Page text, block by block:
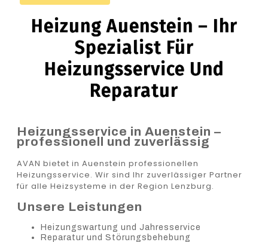
Heizung Auenstein – Ihr
Spezialist Für
Heizungsservice Und
Reparatur
Heizungsservice in Auenstein –
professionell und zuverlässig
AVAN bietet in Auenstein professionellen
Heizungsservice. Wir sind Ihr zuverlässiger Partner
für alle Heizsysteme in der Region Lenzburg.
Unsere Leistungen
Heizungswartung und Jahresservice
Reparatur und Störungsbehebung